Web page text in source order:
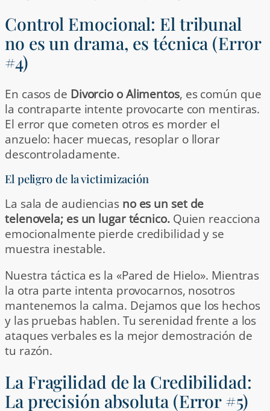
Control Emocional: El tribunal
no es un drama, es técnica (Error
#4)
En casos de Divorcio o Alimentos, es común que
la contraparte intente provocarte con mentiras.
El error que cometen otros es morder el
anzuelo: hacer muecas, resoplar o llorar
descontroladamente.
El peligro de la victimización
La sala de audiencias no es un set de
telenovela; es un lugar técnico.Quien reacciona
emocionalmente pierde credibilidad y se
muestra inestable.
Nuestra táctica es la «Pared de Hielo». Mientras
la otra parte intenta provocarnos, nosotros
mantenemos la calma. Dejamos que los hechos
y las pruebas hablen. Tu serenidad frente a los
ataques verbales es la mejor demostración de
tu razón.
La Fragilidad de la Credibilidad:
La precisión absoluta (Error #5)